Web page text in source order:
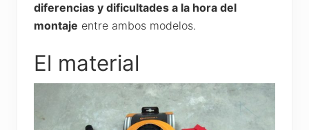
diferencias y dificultades a la hora del
montaje entre ambos modelos.
El material